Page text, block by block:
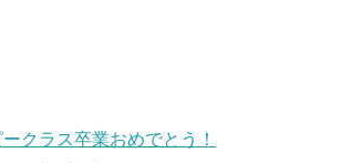
クラス卒業おめでとう！